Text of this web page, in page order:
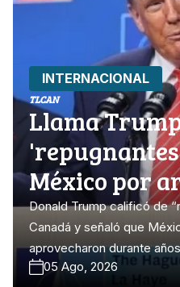
INTERNACIONAL
TLCAN
Llama
México por
Donald Trump calificó de
Canadá y señaló que
aprovecharon durante
05 Ago, 2026